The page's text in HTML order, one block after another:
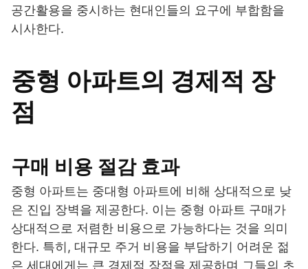
공간활용을 중시하는 현대인들의 요구에 부합함을
시사한다.
중형 아파트의 경제적 장
점
구매 비용 절감 효과
중형 아파트는 중대형 아파트에 비해 상대적으로 낮
은 진입 장벽을 제공한다. 이는 중형 아파트 구매가
상대적으로 저렴한 비용으로 가능하다는 것을 의미
한다. 특히, 대규모 주거 비용을 부담하기 어려운 젊
은 세대에게는 큰 경제적 장점을 제공하며 그들의 초